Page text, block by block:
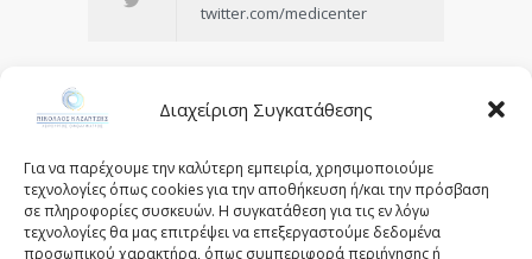
Διαχείριση Συγκατάθεσης
Για να παρέχουμε την καλύτερη εμπειρία, χρησιμοποιούμε
τεχνολογίες όπως cookies για την αποθήκευση ή/και την πρόσβαση
σε πληροφορίες συσκευών. Η συγκατάθεση για τις εν λόγω
τεχνολογίες θα μας επιτρέψει να επεξεργαστούμε δεδομένα
προσωπικού χαρακτήρα, όπως συμπεριφορά περιήγησης ή
twitter.com/medicenter
Being in control of your life and
having realistic expectations about
your day-to-day challenges are the
keys to stress management.